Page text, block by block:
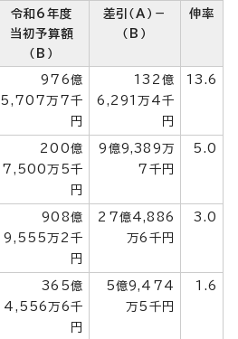
令和6年度
当初予算額
（B）
差引（A）－
（B）
伸率
976億
5,707万7千
円
132億
6,291万4千
円
13.6
200億
7,500万5千
円
9億9,389万
7千円
5.0
908億
9,555万2千
円
27億4,886
万6千円
3.0
365億
4,556万6千
円
5億9,474
万5千円
1.6